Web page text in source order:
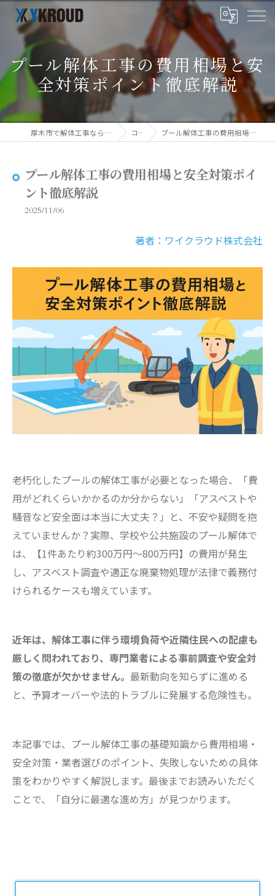
プール解体工事の費用相場と安
全対策ポイント徹底解説
厚木市で解体工事ならワイクラウド株式会社 コラム プール解体工事の費用相場と安全対策ポイント徹底解説
プール解体工事の費用相場と安全対策ポイ
ント徹底解説
2025/11/06
著者：ワイクラウド株式会社
老朽化したプールの解体工事が必要となった場合、「費
用がどれくらいかかるのか分からない」「アスベストや
騒音など安全面は本当に大丈夫？」と、不安や疑問を抱
えていませんか？実際、学校や公共施設のプール解体で
は、【1件あたり約300万円～800万円】の費用が発生
し、アスベスト調査や適正な廃棄物処理が法律で義務付
けられるケースも増えています。
近年は、解体工事に伴う環境負荷や近隣住民への配慮も
厳しく問われており、専門業者による事前調査や安全対
策の徹底が欠かせません。 最新動向を知らずに進める
と、予算オーバーや法的トラブルに発展する危険性も。
本記事では、プール解体工事の基礎知識から費用相場・
安全対策・業者選びのポイント、失敗しないための具体
策をわかりやすく解説します。最後までお読みいただく
ことで、「自分に最適な進め方」が見つかります。